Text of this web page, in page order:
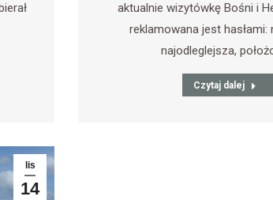
aktualnie wizytówkę Bośni i
reklamowana jest hasłami:
najodleglejsza,
Czytaj dalej
lis
14